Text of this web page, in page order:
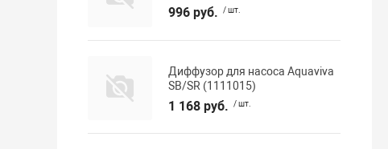
996 руб. / шт.
Диффузор для насоса Aquaviva
SB/SR (1111015)
1 168 руб. / шт.